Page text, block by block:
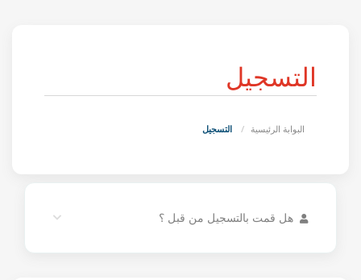
التسجيل
البوابة الرئيسية التسجيل
هل قمت بالتسجيل من قبل ؟